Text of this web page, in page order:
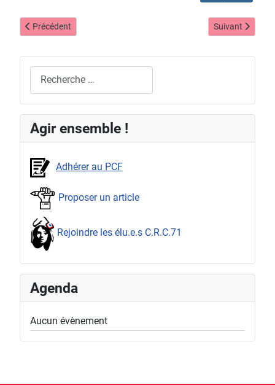
Article précédent : Université d'été 2019 - Programme
Précédent Article suivant :
Suivant
Agir ensemble !
Adhérer au PCF
Proposer un article
Rejoindre les élu.e.s C.R.C.71
Agenda
Aucun évènement